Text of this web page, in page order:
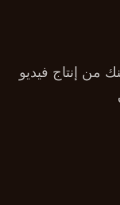
من إنتاج فيديو